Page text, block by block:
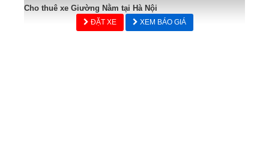
Cho thuê xe Giường Nằm tại Hà Nội
ĐẶT XE XEM BÁO GIÁ